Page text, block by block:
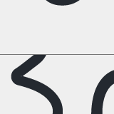
Halifax
München Stuttgart
Alle Reiseziele